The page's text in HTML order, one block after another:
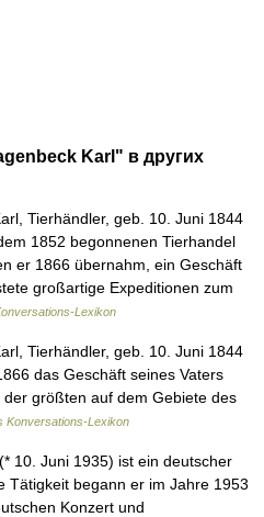
Karl" в других
Tierhändler, geb. 10. Juni 1844
1852 begonnenen Tierhandel
er 1866 übernahm, ein Geschäft
großartige Expeditionen zum
Lexikon
Tierhändler, geb. 10. Juni 1844
das Geschäft seines Vaters
größten auf dem Gebiete des
Konversations-Lexikon
10. Juni 1935) ist ein deutscher
Tätigkeit begann er im Jahre 1953
Konzert und